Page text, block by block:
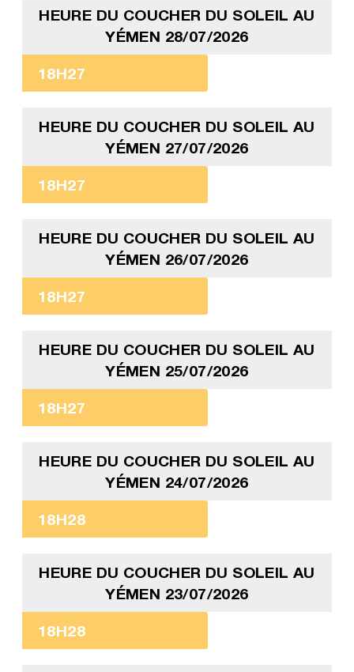
HEURE DU COUCHER DU SOLEIL AU
YÉMEN 28/07/2026
18H27
HEURE DU COUCHER DU SOLEIL AU
YÉMEN 27/07/2026
18H27
HEURE DU COUCHER DU SOLEIL AU
YÉMEN 26/07/2026
18H27
HEURE DU COUCHER DU SOLEIL AU
YÉMEN 25/07/2026
18H27
HEURE DU COUCHER DU SOLEIL AU
YÉMEN 24/07/2026
18H28
HEURE DU COUCHER DU SOLEIL AU
YÉMEN 23/07/2026
18H28